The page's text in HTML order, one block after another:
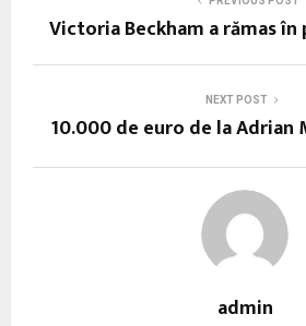
Victoria Beckham a rămas în
NEXT POST
10.000 de euro de la Adrian
admin